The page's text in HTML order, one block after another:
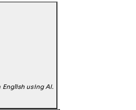
using AI.